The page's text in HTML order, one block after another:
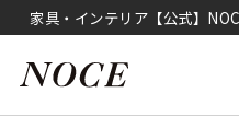
家具・インテリア【公式】